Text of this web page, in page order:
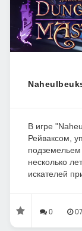
В игре
Рейваксом,
несколько
искателей
0